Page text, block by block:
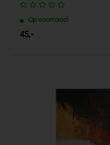
Op voorraad
45,-